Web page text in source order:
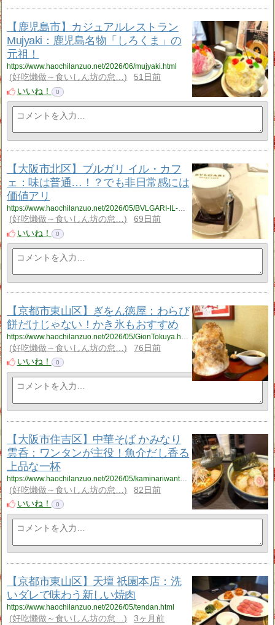
【鹿児島市】カジュアルレストラン
Mujyaki：鹿児島名物「しろくま」の
元祖！
https://www.haochilanzuo.net/2026/06/mujyaki.html
好吃懒做～食いしん坊の怠…
51日前
いいね！
0
【大阪市北区】ブルガリ イル・カフ
ェ：味は普通…！？でも非日常感には
価値アリ
https://www.haochilanzuo.net/2026/05/BVLGARI-IL-CAFE.html
好吃懒做～食いしん坊の怠…
69日前
いいね！
0
【京都市東山区】ぎをん徳屋：わらび
餅だけじゃない！かき氷もおすすめ
https://www.haochilanzuo.net/2026/05/GionTokuya.html
好吃懒做～食いしん坊の怠…
76日前
いいね！
0
【大阪市住吉区】中華そば かみなり
雲呑：ワンタンが主役！魚介だし香る
上品な一杯
https://www.haochilanzuo.net/2026/05/kaminariwantan.html
好吃懒做～食いしん坊の怠…
82日前
いいね！
0
【京都市東山区】天壇 祇園本店：洗
いダレで味わう新しい焼肉
https://www.haochilanzuo.net/2026/05/tendan.html
好吃懒做～食いしん坊の怠…
3ヶ月前